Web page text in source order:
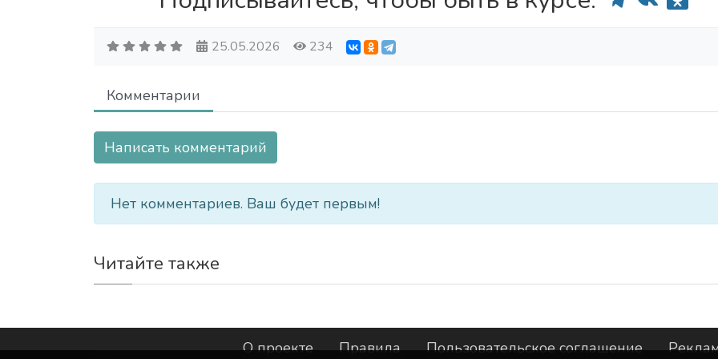
25.05.2026 234
Комментарии
Написать комментарий
Нет комментариев. Ваш будет первым!
Читайте также
О проекте Правила Пользовательское соглашение